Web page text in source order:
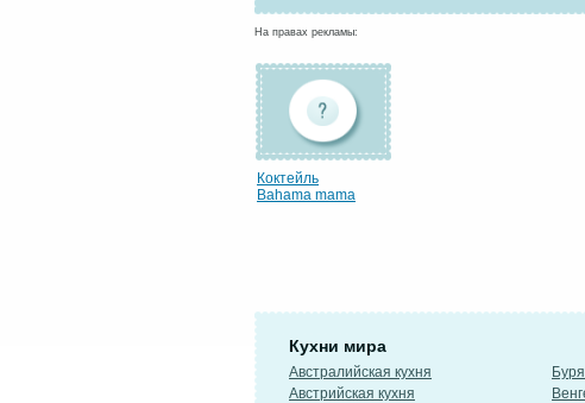
На правах рекламы:
Коктейль
Bahama mama
Кухни мира
Австралийская кухня
Австрийская кухня